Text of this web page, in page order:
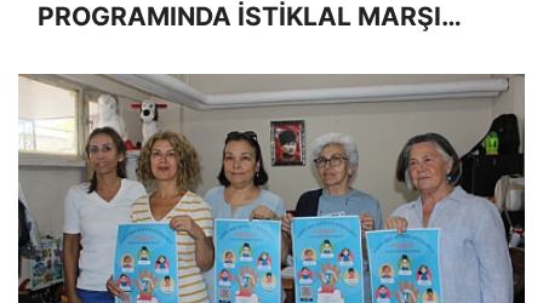
PROGRAMINDA İSTİKLAL MARŞI